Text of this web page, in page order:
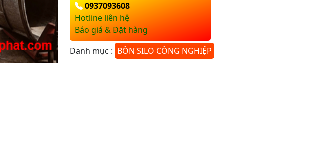
0937093608
Hotline liên hệ
Báo giá & Đặt hàng
Danh mục : BỒN SILO CÔNG NGHIỆP